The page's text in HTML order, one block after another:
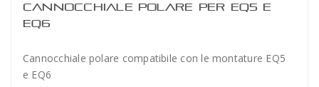
CANNOCCHIALE POLARE PER EQ5 E
EQ6
Cannocchiale polare compatibile con le montature EQ5
e EQ6